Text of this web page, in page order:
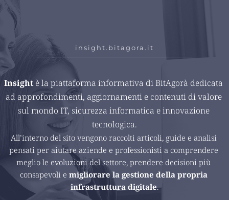
insight.bitagora.it
Insight è la piattaforma informativa di BitAgorà dedicata
ad approfondimenti, aggiornamenti e contenuti di valore
sul mondo IT, sicurezza informatica e innovazione
tecnologica.
All’interno del sito vengono raccolti articoli, guide e analisi
pensati per aiutare aziende e professionisti a comprendere
meglio le evoluzioni del settore, prendere decisioni più
consapevoli e migliorare la gestione della propria
infrastruttura digitale.